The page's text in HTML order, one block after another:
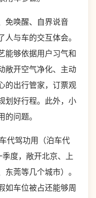
免唤醒、自界说音
与车的交互体会。
能够依据用户习气和
敞开空气净化、主动
的出行管家，订票观
划好行程。此外，小
问题。
代驾功用（泊车代
度，敞开北京、上
莞等几个城市）。
如车位被占还能够周